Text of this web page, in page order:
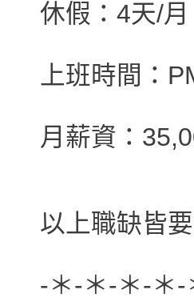
休假：4天/
上班時間：
月薪資：
以上職缺皆
-＊-＊-＊-＊